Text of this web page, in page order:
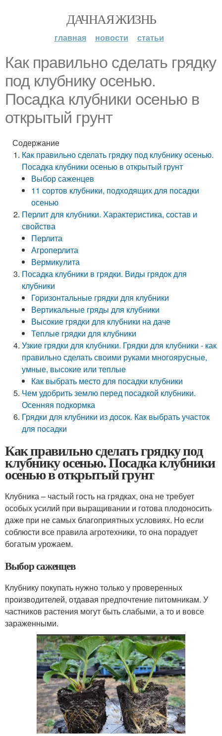
ДАЧНАЯ ЖИЗНЬ
главная новости статьи
Как правильно сделать грядку
под клубнику осенью.
Посадка клубники осенью в
открытый грунт
Содержание
Как правильно сделать грядку под клубнику осенью.
Посадка клубники осенью в открытый грунт
Выбор саженцев
11 сортов клубники, подходящих для посадки
осенью
Перлит для клубники. Характеристика, состав и
свойства
Перлита
Агроперлита
Вермикулита
Посадка клубники в грядки. Виды грядок для
клубники
Горизонтальные грядки для клубники
Вертикальные гряды для клубники
Высокие грядки для клубники на даче
Теплые грядки для клубники
Узкие грядки для клубники. Грядки для клубники - как
правильно сделать своими руками многоярусные,
умные, высокие или теплые
Как выбрать место для посадки клубники
Чем удобрить землю перед посадкой клубники.
Осенняя подкормка
Грядки для клубники из досок. Как выбрать участок
для посадки
Как правильно сделать грядку под
клубнику осенью. Посадка клубники
осенью в открытый грунт
Клубника – частый гость на грядках, она не требует
особых усилий при выращивании и готова плодоносить
даже при не самых благоприятных условиях. Но если
соблюсти все правила агротехники, то она порадует
богатым урожаем.
Выбор саженцев
Клубнику покупать нужно только у проверенных
производителей, отдавая предпочтение питомникам. У
частников растения могут быть слабыми, а то и вовсе
зараженными.